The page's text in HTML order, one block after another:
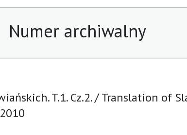
Numer archiwalny
T.1. Cz.2. / Translation of